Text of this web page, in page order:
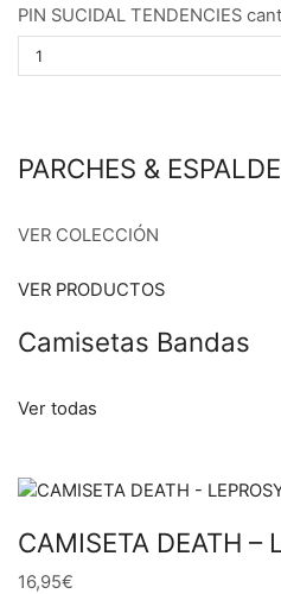
PIN SUCIDAL TENDENCIES
PARCHES &
VER COLECCIÓN
VER PRODUCTOS
Camisetas Bandas
Ver todas
CAMISETA DEATH –
16,95€